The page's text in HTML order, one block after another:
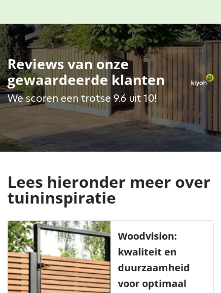
Reviews van onze
gewaardeerde klanten
We scoren een trotse 9.6 uit 10!
Lees hieronder meer over
tuininspiratie
Woodvision:
kwaliteit en
duurzaamheid
voor optimaal